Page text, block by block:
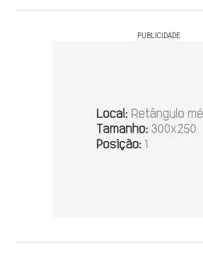
PUBLICIDADE